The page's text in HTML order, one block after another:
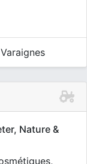
Nature &